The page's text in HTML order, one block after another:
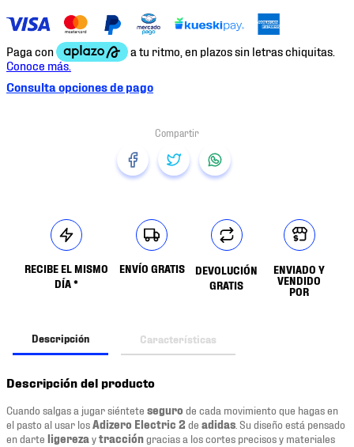
Consulta opciones de pago
RECIBE EL MISMO
DÍA *
ENVÍO GRATIS
DEVOLUCIÓN
GRATIS
ENVIADO Y
VENDIDO
POR
Descripción Características
Descripción del producto
Cuando salgas a jugar siéntete seguro de cada movimiento que hagas en
el pasto al usar losAdizero Electric 2 de adidas . Su diseño está pensado
en darte ligereza ytraccióngracias a los cortes precisos y materiales